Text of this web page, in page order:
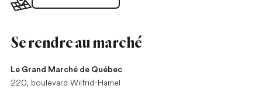
Plan du Grand Marché
Se rendre au marché
Le Grand Marché de Québec
220, boulevard Wilfrid-Hamel